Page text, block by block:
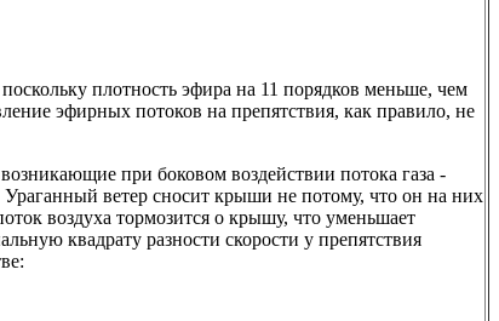
плотность эфира на 11 порядков меньше, чем
эфирных потоков на препятствия, как правило, не
при боковом воздействии потока газа -
Ураганный ветер сносит крыши не потому, что он на них
воздуха тормозится о крышу, что уменьшает
квадрату разности скорости у препятствия